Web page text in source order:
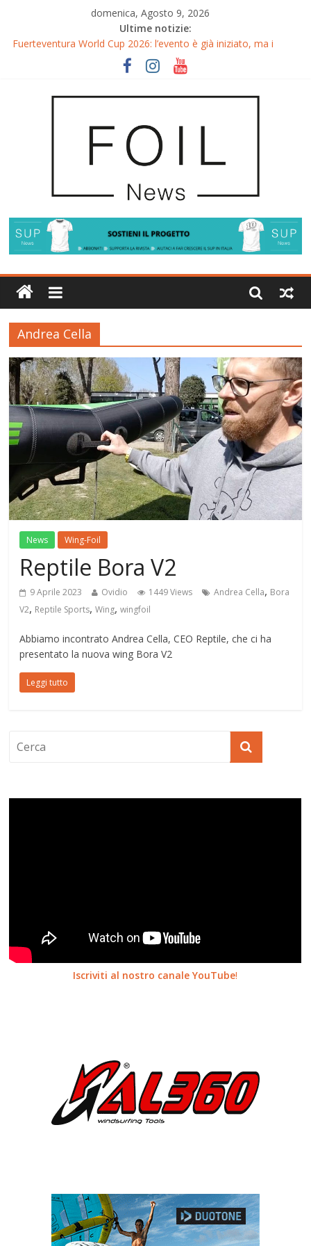
domenica, Agosto 9, 2026
Ultime notizie:
Fuerteventura World Cup 2026: l’evento è già iniziato, ma i
riflettori si accendono sul Wingfoil!
Fuerteventura FreeFly-Slalom 2026: Cappuzzo e Belloeuvre
Gran Canaria GWA Wingfoil World Cup 2026: Spettacolo e
adrenalina a Pozo Izquierdo
Andrea Cella
News Wing-Foil
Reptile Bora V2
9 Aprile 2023 Ovidio 1449 Views Andrea Cella, Bora
V2, Reptile Sports,Wing,wingfoil
Abbiamo incontrato Andrea Cella, CEO Reptile, che ci ha
presentato la nuova wing Bora V2
Leggi tutto
Iscriviti al nostro canale YouTube!